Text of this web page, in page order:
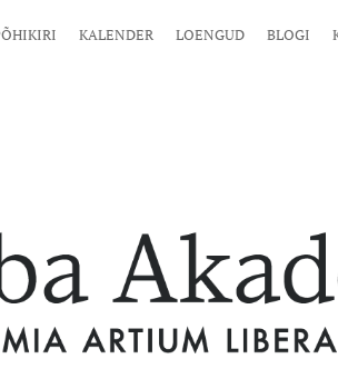
KALENDER LOENGUD BLOGI